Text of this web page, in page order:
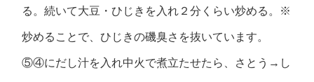
る。続いて大豆・ひじきを入れ２分くらい炒める。※
炒めることで、ひじきの磯臭さを抜いています。
⑤④にだし汁を入れ中火で煮立たせたら、さとう→し